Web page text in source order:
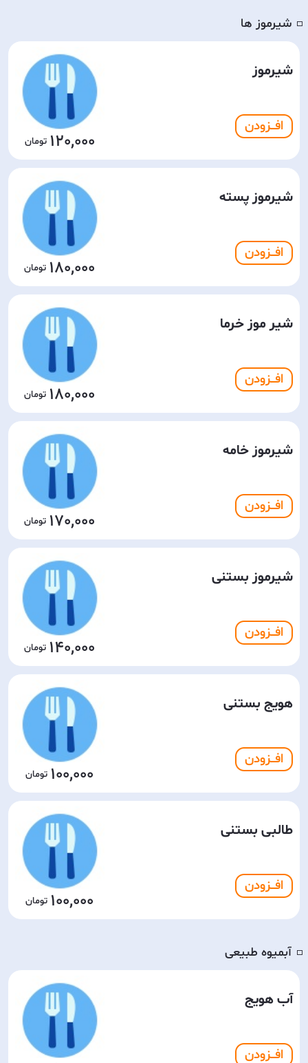
◽️ شیرموز ها
شیرموز
افـــزودن
120,000
شیرموز پسته
افـــزودن
180,000
شیر موز خرما
افـــزودن
180,000
شیرموز خامه
افـــزودن
170,000
شیرموز بستنی
افـــزودن
140,000
هویج بستنی
افـــزودن
100,000
طالبی بستنی
افـــزودن
100,000
◽️ آبمیوه طبیعی
آب هویج
افـــزودن